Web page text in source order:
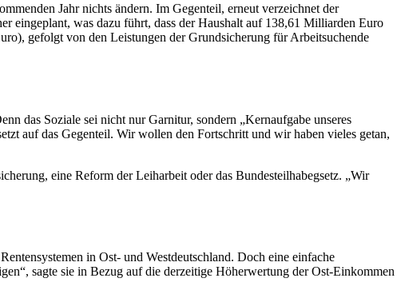
Jahr nichts ändern. Im Gegenteil, erneut verzeichnet der
eingeplant, was dazu führt, dass der Haushalt auf 138,61 Milliarden Euro
gefolgt von den Leistungen der Grundsicherung für Arbeitsuchende
das Soziale sei nicht nur Garnitur, sondern „Kernaufgabe unseres
auf das Gegenteil. Wir wollen den Fortschritt und wir haben vieles getan,
eine Reform der Leiharbeit oder das Bundesteilhabegsetz. „Wir
in Ost- und Westdeutschland. Doch eine einfache
sagte sie in Bezug auf die derzeitige Höherwertung der Ost-Einkommen